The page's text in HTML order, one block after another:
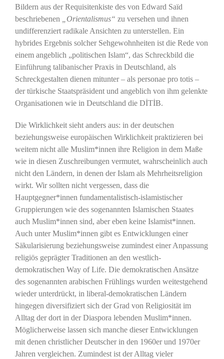
Bildern aus der Requisitenkiste des von Edward Saïd
beschriebenen „Orientalismus“ zu versehen und ihnen
undifferenziert radikale Ansichten zu unterstellen. Ein
hybrides Ergebnis solcher Sehgewohnheiten ist die Rede von
einem angeblich „politischen Islam“, das Schreckbild die
Einführung talibanischer Praxis in Deutschland, als
Schreckgestalten dienen mitunter – als personae pro totis –
der türkische Staatspräsident und angeblich von ihm gelenkte
Organisationen wie in Deutschland die DİTİB.
Die Wirklichkeit sieht anders aus: in der deutschen
beziehungsweise europäischen Wirklichkeit praktizieren bei
weitem nicht alle Muslim*innen ihre Religion in dem Maße
wie in diesen Zuschreibungen vermutet, wahrscheinlich auch
nicht den Ländern, in denen der Islam als Mehrheitsreligion
wirkt. Wir sollten nicht vergessen, dass die
Hauptgegner*innen fundamentalistisch-islamistischer
Gruppierungen wie des sogenannten Islamischen Staates
auch Muslim*innen sind, aber eben keine Islamist*innen.
Auch unter Muslim*innen gibt es Entwicklungen einer
Säkularisierung beziehungsweise zumindest einer Anpassung
religiös geprägter Traditionen an den westlich-
demokratischen Way of Life. Die demokratischen Ansätze
des sogenannten arabischen Frühlings wurden weitestgehend
wieder unterdrückt, in liberal-demokratischen Ländern
hingegen diversifiziert sich der Grad von Religiosität im
Alltag der dort in der Diaspora lebenden Muslim*innen.
Möglicherweise lassen sich manche dieser Entwicklungen
mit denen christlicher Deutscher in den 1960er und 1970er
Jahren vergleichen. Zumindest ist der Alltag vieler